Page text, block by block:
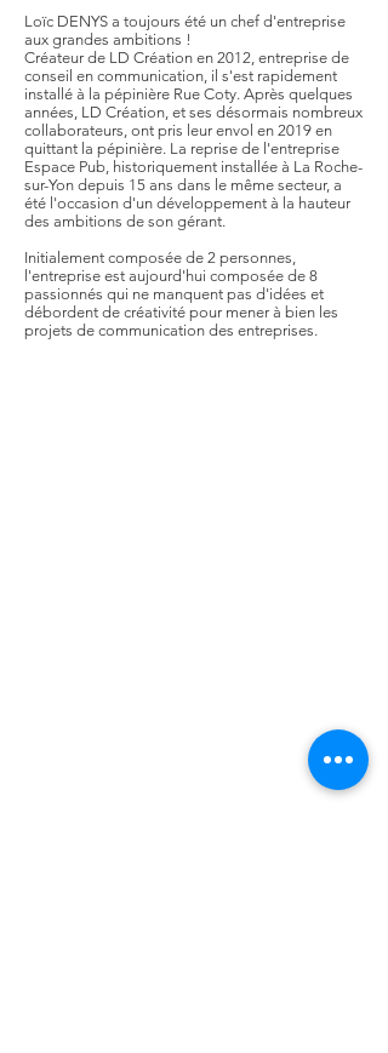
Loïc DENYS a toujours été un chef d'entreprise
aux grandes ambitions !
Créateur de LD Création en 2012, entreprise de
conseil en communication, il s'est rapidement
installé à la pépinière Rue Coty. Après quelques
années, LD Création, et ses désormais nombreux
collaborateurs, ont pris leur envol en 2019 en
quittant la pépinière. La reprise de l'entreprise
Espace Pub, historiquement installée à La Roche-
sur-Yon depuis 15 ans dans le même secteur, a
été l'occasion d'un développement à la hauteur
des ambitions de son gérant.
Initialement composée de 2 personnes,
l'entreprise est aujourd'hui composée de 8
passionnés qui ne manquent pas d'idées et
débordent de créativité pour mener à bien les
projets de communication des entreprises.